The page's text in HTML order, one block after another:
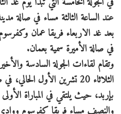
عند الساعة الثالثة مساء في صالة
بعد غد الاربعاء فريقا عمان
في صالة الأميرة سمية بعمان.
وتقام لقاءات الجولة السادسة
الثلاثاء 20 تشرين الأول
بإربد، حيث يلتقي في المباراة